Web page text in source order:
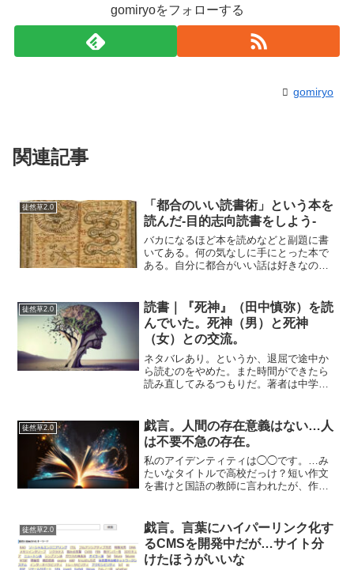
gomiryoをフォローする
gomiryo
関連記事
徒然草2.0
「都合のいい読書術」という本を
読んだ-目的志向読書をしよう-
バカになるほど本を読めなどと副題に書
いてある。何の気なしに手にとった本で
ある。自分に都合がいい話は好きなので
社が儲かる本で有名なコピーライターだ
ということが頭に過った。...
徒然草2.0
読書｜『死神』（田中慎弥）を読
んでいた。死神（男）と死神
（女）との交流。
ネタバレあり。というか、退屈で途中か
ら読むのをやめた。また時間ができたら
読み直してみるつもりだ。著者は中学二
との対話や、死に関する考察がリアルな
描写で語られている。前半...
徒然草2.0
戯言。人間の存在意義はない…人
は不要不急の存在。
私のアイデンティティは◯◯です。…み
たいなタイトルで高校だっけ？短い作文
を書けと国語の教師に言われたが、作文
らいいのかわからなかったことがある。
…そしたらギャル風の勉強...
徒然草2.0
戯言。言葉にハイパーリンク化す
るCMSを開発中だが…サイト分
けたほうがいいな